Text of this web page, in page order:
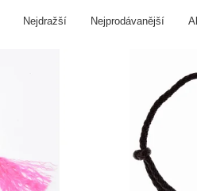
Nejdražší Nejprodávanější